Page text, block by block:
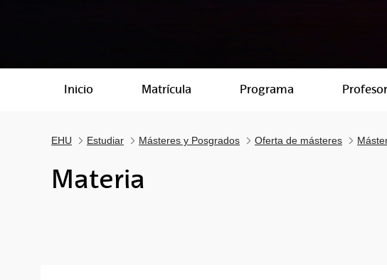
Inicio Matrícula Programa
EHU Estudiar Másteres y Posgrados Oferta de másteres
Materia